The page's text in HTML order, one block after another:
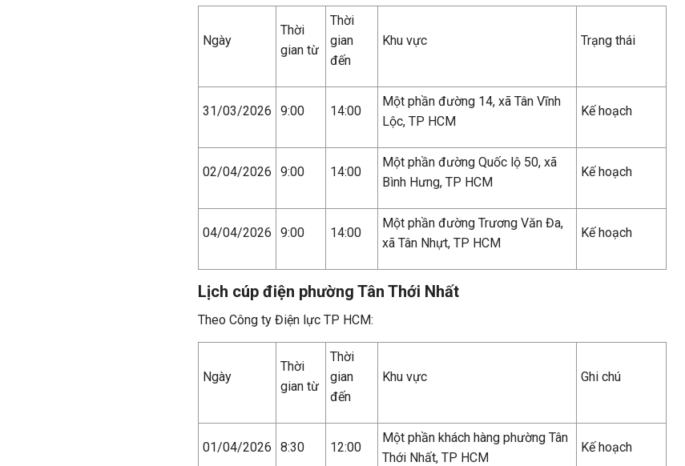
Ngày
Thời
gian từ
Thời
gian
đến
Khu vực Trạng thái
31/03/2026 9:00 14:00
Một phần đường 14, xã Tân Vĩnh
Lộc, TP HCM
Kế hoạch
02/04/2026 9:00 14:00
Một phần đường Quốc lộ 50, xã
Bình Hưng, TP HCM
Kế hoạch
04/04/2026 9:00 14:00
Một phần đường Trương Văn Đa,
xã Tân Nhựt, TP HCM
Kế hoạch
Lịch cúp điện phường Tân Thới Nhất
Theo Công ty Điện lực TP HCM:
Ngày
Thời
gian từ
Thời
gian
đến
Khu vực Ghi chú
01/04/2026 8:30 12:00
Một phần khách hàng phường Tân
Thới Nhất, TP HCM
Kế hoạch